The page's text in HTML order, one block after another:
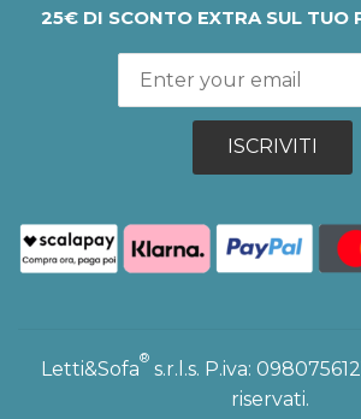
25€ DI SCONTO EXTRA SUL TUO
ISCRIVITI
Letti&Sofa
®
s.r.l.s. P.iva:
riservati.